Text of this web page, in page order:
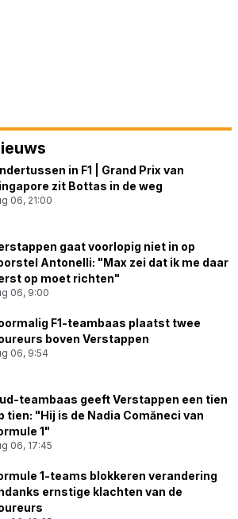
in F1 | Grand Prix van
zit Bottas in de weg
06, 21:00
gaat voorlopig niet in op
Antonelli: "Max zei dat ik me daar
op moet richten"
06, 9:00
F1-teambaas plaatst twee
boven Verstappen
06, 9:54
teambaas geeft Verstappen een tien
tien: "Hij is de Nadia Comăneci van
1"
06, 17:45
1-teams blokkeren verandering
ernstige klachten van de